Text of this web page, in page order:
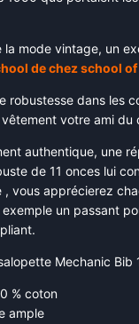
la mode vintage, un
de chez school
robustesse dans les
votre ami du
authentique, une
de 11 onces lui
vous apprécierez
un passant
Mechanic Bib
% coton
ample